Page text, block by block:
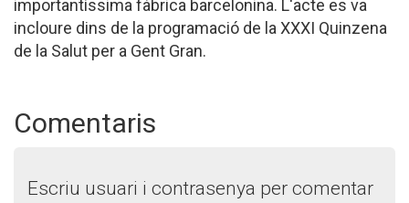
importantíssima fàbrica barcelonina. L'acte es va
incloure dins de la programació de la XXXI Quinzena
de la Salut per a Gent Gran.
Comentaris
Escriu usuari i contrasenya per comentar